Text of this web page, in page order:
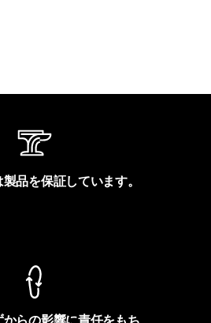
品を保証しています。